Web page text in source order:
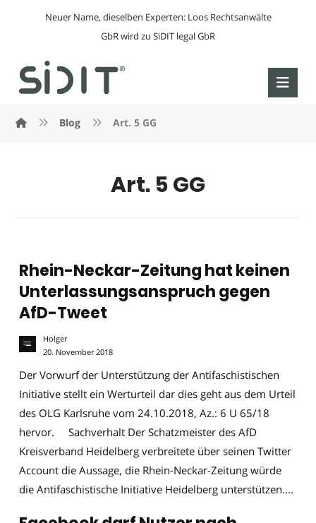
Neuer Name, dieselben Experten: Loos Rechtsanwälte
GbR wird zu SiDIT legal GbR
Blog Art. 5 GG
Art. 5 GG
Rhein-Neckar-Zeitung hat keinen
Unterlassungsanspruch gegen
AfD-Tweet
Holger
20. November 2018
Der Vorwurf der Unterstützung der Antifaschistischen
Initiative stellt ein Werturteil dar dies geht aus dem Urteil
des OLG Karlsruhe vom 24.10.2018, Az.: 6 U 65/18
hervor. Sachverhalt Der Schatzmeister des AfD
Kreisverband Heidelberg verbreitete über seinen Twitter
Account die Aussage, die Rhein-Neckar-Zeitung würde
die Antifaschistische Initiative Heidelberg unterstützen....